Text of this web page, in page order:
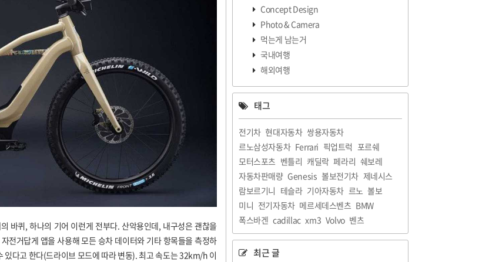
바퀴, 하나의 기어 이런게 전부다. 산악용인데, 내구성은 괜찮을
전거답게 앱을 사용해 모든 승차 데이터와 기타 항목들을 측정하
다고 한다(드라이브 모드에 따라 변동). 최고 속도는 32km/h 이
Concept Design
Photo & Camera
먹는게 남는거
국내여행
해외여행
태그
전기차 현대자동차 쌍용자동차
르노삼성자동차 Ferrari 픽업트럭 포르쉐
모터스포츠 벤틀리 캐딜락 페라리 쉐보레
자동차판매량 Genesis 볼보전기차 제네시스
람보르기니 테슬라 기아자동차 르노 볼보
미니 전기자동차 메르세데스벤츠 BMW
폭스바겐 cadillac xm3 Volvo 벤츠
최근 글